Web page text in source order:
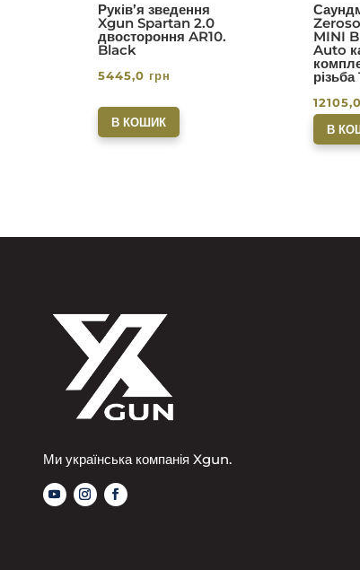
Руків’я зведення
Xgun Spartan 2.0
двостороння AR10.
Black
5445,0 грн
В КОШИК
MINI
Auto
12105,0
В
Ми українська компанія Xgun.